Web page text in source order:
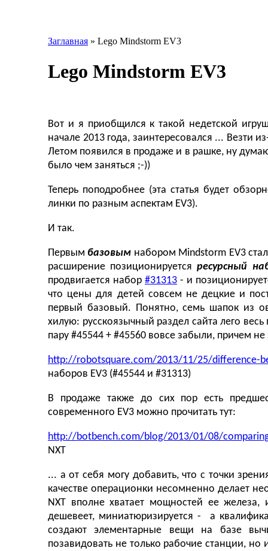
Lego Mindstorm EV3
Вот и я приобщился к такой недетской
начале 2013 года, заинтересовался ... Везти
Летом появился в продаже и в рашке, ну
было чем заняться ;-))
Теперь поподробнее (эта статья будет
линки по разным аспектам EV3).
И так.
Первым базовым набором Mindstorm EV3
расширение позиционируетсяресурсный
продвигается набор #31313 - и
что цены для детей совсем не децкие и
первый базовый. Понятно, семь шапок из
хилую: русскоязычный раздел сайта лего
пару #45544 + #45560 вовсе забыли, причем
http://robotsquare.com/2013/11/25/difference-
наборов EV3 (#45544 и #31313)
В продаже также до сих пор есть
современного EV3 можно прочитать тут:
http://botbench.com/blog/2013/01/08/
NXT
... а от себя могу добавить, что с точки
качестве операционки несомненно делает
NXT вполне хватает мощностей ее
дешевеет, миниатюризируется - а
создают элементарные вещи на базе
позавидовать не только рабочие станции, но
Заглавная » Lego Mindstorm EV3